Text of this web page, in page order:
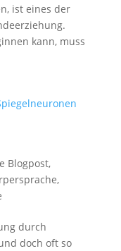
ist eines der
kann, muss
Blogpost,
,
durch
doch oft so